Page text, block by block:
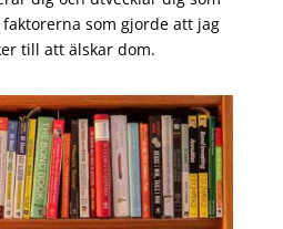
som gjorde att jag
till att älskar dom.